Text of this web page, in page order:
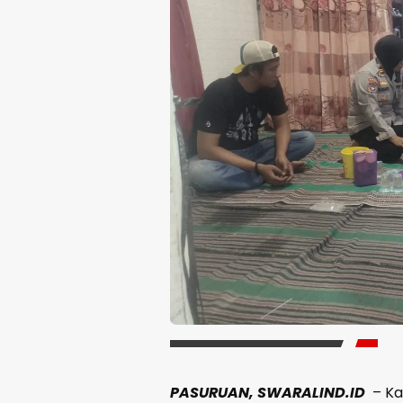
PASURUAN, SWARALIND.ID –